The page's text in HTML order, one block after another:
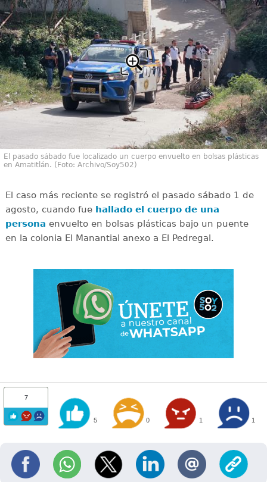
El pasado sábado fue localizado un cuerpo envuelto en bolsas plásticas
en Amatitlán. (Foto: Archivo/Soy502)
El caso más reciente se registró el pasado sábado 1 de
agosto, cuando fue hallado el cuerpo de una
persona envuelto en bolsas plásticas bajo un puente
en la colonia El Manantial anexo a El Pedregal.
7
5 0 1 1